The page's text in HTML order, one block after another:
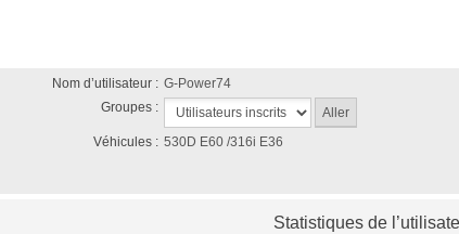
Nom d’utilisateur : G-Power74
Groupes :
Véhicules : 530D E60 /316i E36
Statistiques de